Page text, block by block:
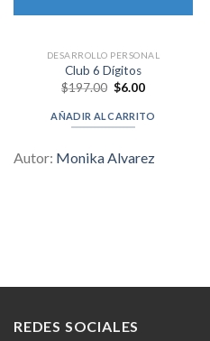
DESARROLLO PERSONAL
Club 6 Dígitos
$197.00 Original
was:
$197.00.
$6.00Current
is:
$6.00.
AÑADIR AL CARRITO
Autor: Monika Alvarez
REDES SOCIALES